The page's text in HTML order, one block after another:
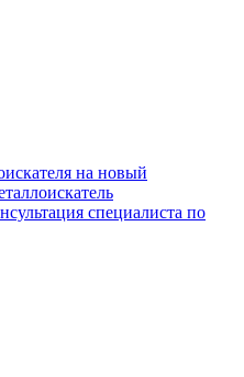
на новый
специалиста по